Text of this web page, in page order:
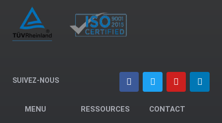
SUIVEZ-NOUS
MENU RESSOURCES CONTACT